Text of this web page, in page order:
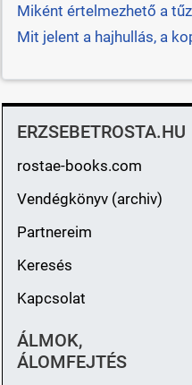
Miként értelmezhető a
Mit jelent a hajhullás, a
ERZSEBETROSTA.HU
rostae-books.com
Vendégkönyv (archiv)
Partnereim
Keresés
Kapcsolat
ÁLMOK,
ÁLOMFEJTÉS